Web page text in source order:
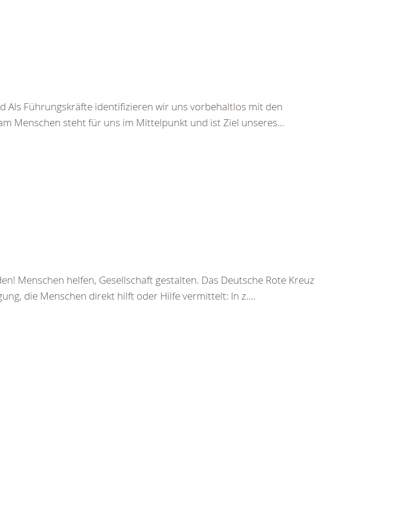
Als Führungskräfte identifizieren wir uns vorbehaltlos mit den
Menschen steht für uns im Mittelpunkt und ist Ziel unseres...
Menschen helfen, Gesellschaft gestalten. Das Deutsche Rote Kreuz
die Menschen direkt hilft oder Hilfe vermittelt: In z....